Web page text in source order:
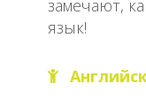
замечают,
язык!